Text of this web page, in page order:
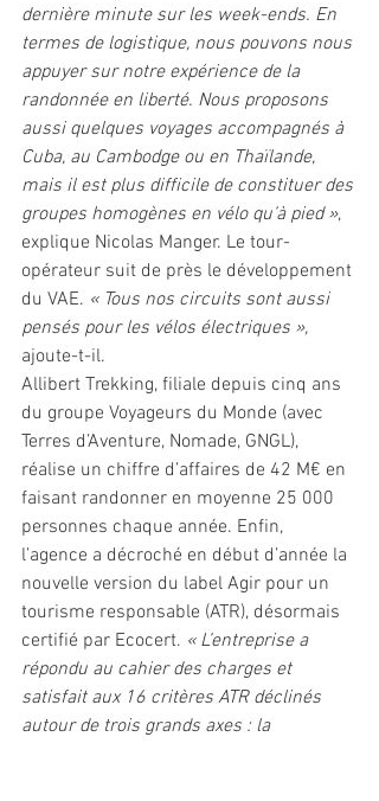
dernière minute sur les week-ends. En
termes de logistique, nous pouvons nous
appuyer sur notre expérience de la
randonnée en liberté. Nous proposons
aussi quelques voyages accompagnés à
Cuba, au Cambodge ou en Thaïlande,
mais il est plus difficile de constituer des
groupes homogènes en vélo qu’à pied »,
explique Nicolas Manger. Le tour-
opérateur suit de près le développement
du VAE. « Tous nos circuits sont aussi
pensés pour les vélos électriques »,
ajoute-t-il.
Allibert Trekking, filiale depuis cinq ans
du groupe Voyageurs du Monde (avec
Terres d’Aventure, Nomade, GNGL),
réalise un chiffre d’affaires de 42 M€ en
faisant randonner en moyenne 25 000
personnes chaque année. Enfin,
l’agence a décroché en début d’année la
nouvelle version du label Agir pour un
tourisme responsable (ATR), désormais
certifié par Ecocert. « L’entreprise a
répondu au cahier des charges et
satisfait aux 16 critères ATR déclinés
autour de trois grands axes : la